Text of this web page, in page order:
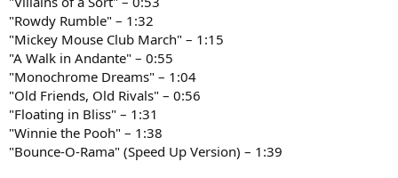
"Rowdy Rumble" – 1:32
"Mickey Mouse Club March" – 1:15
"A Walk in Andante" – 0:55
"Monochrome Dreams" – 1:04
"Old Friends, Old Rivals" – 0:56
"Floating in Bliss" – 1:31
"Winnie the Pooh" – 1:38
"Bounce-O-Rama" (Speed Up Version) – 1:39